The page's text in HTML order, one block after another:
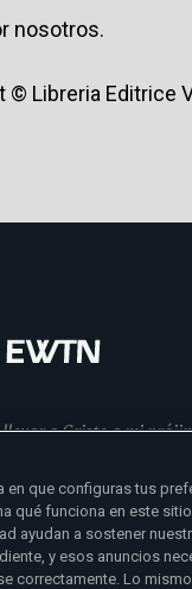
nosotros.
© Libreria Editrice
a Cristo a mi
en que configuras tus
qué funciona en este
ayudan a sostener
y esos anuncios
correctamente. Lo